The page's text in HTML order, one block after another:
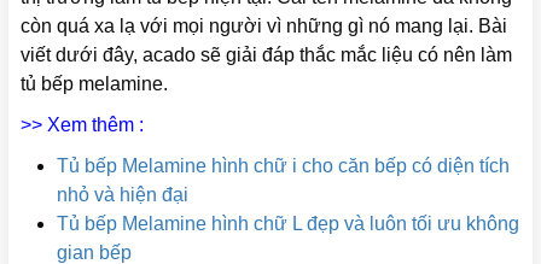
còn quá xa lạ với mọi người vì những gì nó mang lại. Bài
viết dưới đây, acado sẽ giải đáp thắc mắc liệu có nên làm
tủ bếp melamine.
>> Xem thêm :
Tủ bếp Melamine hình chữ i cho căn bếp có diện tích
nhỏ và hiện đại
Tủ bếp Melamine hình chữ L đẹp và luôn tối ưu không
gian bếp